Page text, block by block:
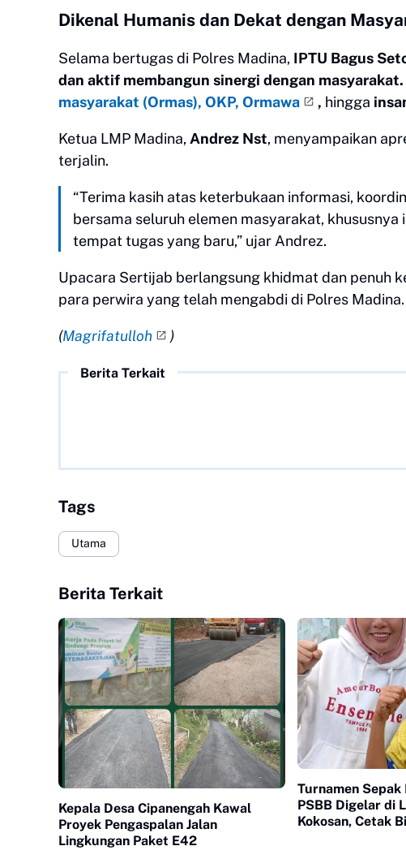
Dikenal Humanis dan Dekat dengan
Selama bertugas di Polres Madina, IPTU Bagus
dan aktif membangun sinergi dengan masyarakat.
masyarakat (Ormas), OKP, Ormawa
, hingga
Ketua LMP Madina, Andrez Nst, menyampaikan
terjalin.
“Terima kasih atas keterbukaan informasi,
bersama seluruh elemen masyarakat, khususnya
tempat tugas yang baru,” ujar Andrez.
Upacara Sertijab berlangsung khidmat dan penuh
para perwira yang telah mengabdi di Polres Madina.
(Magrifatulloh )
Berita Terkait
Tags
Utama
Berita Terkait
Kepala Desa Cipanengah Kawal
Proyek Pengaspalan Jalan
Lingkungan Paket E42
Turnamen Sepak
PSBB Digelar di
Kokosan, Cetak